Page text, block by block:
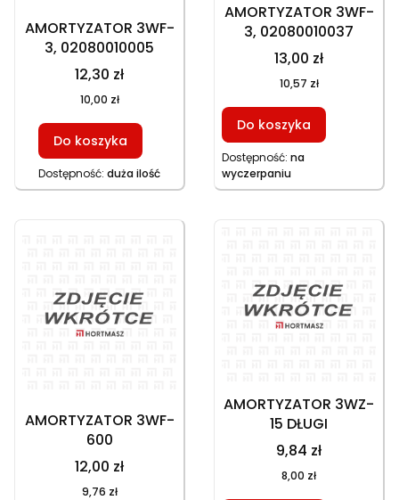
AMORTYZATOR 3WF-
3, 02080010005
12,30 zł
10,00 zł
Do koszyka
Dostępność: duża ilość
AMORTYZATOR 3WF-
3, 02080010037
13,00 zł
10,57 zł
Do koszyka
Dostępność: na
wyczerpaniu
AMORTYZATOR 3WF-
600
12,00 zł
9,76 zł
AMORTYZATOR 3WZ-
15 DŁUGI
9,84 zł
8,00 zł